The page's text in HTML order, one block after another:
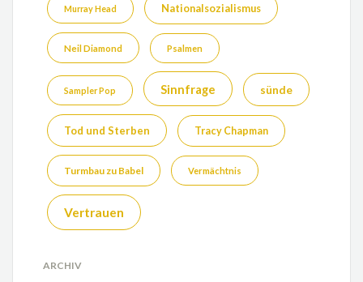
Murray Head Nationalsozialismus
Neil Diamond Psalmen
Sampler Pop Sinnfrage sünde
Tod und Sterben Tracy Chapman
Turmbau zu Babel Vermächtnis
Vertrauen
ARCHIV